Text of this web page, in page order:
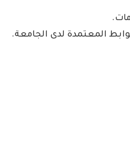
المعتمدة لدى الجامعة.